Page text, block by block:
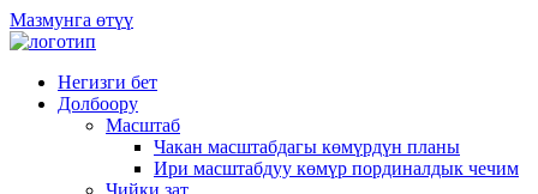
Мазмунга өтүү
Негизги бет
Долбоору
Масштаб
Чакан масштабдагы көмүрдүн планы
Ири масштабдуу көмүр пординалдык чечим
Чийки зат